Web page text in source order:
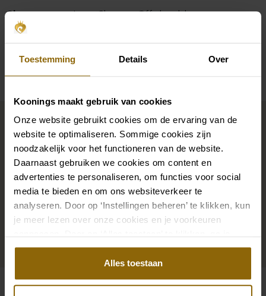
Toestemming Details Over
Koonings maakt gebruik van cookies
Onze website gebruikt cookies om de ervaring van de
website te optimaliseren. Sommige cookies zijn
noodzakelijk voor het functioneren van de website.
Daarnaast gebruiken we cookies om content en
advertenties te personaliseren, om functies voor social
media te bieden en om ons websiteverkeer te
analyseren. Door op ‘Instellingen beheren’ te klikken, kun
je meer lezen over onze cookies en je voorkeuren
akkoord met het gebruik van alle cookies.
Alles toestaan
Sleeves
Long Sleeves, Off shoulder
Availability per shop
Complete your bridal look
The perfect shoes for under your dress, a necklace
that adorns your neckline, or a hair accessory that
sparkles in the sun: a dress is only complete with
matching accessories. And you will also find them in
our wedding palace.